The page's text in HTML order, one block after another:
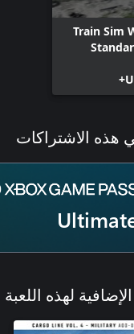
Train Sim
الاشتراكات
لهذه اللعبة